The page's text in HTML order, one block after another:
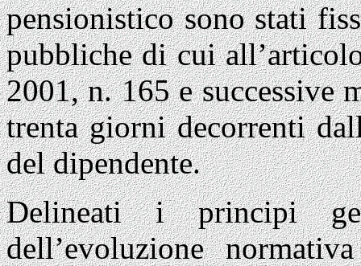
pensionistico sono stati
pubbliche di cui
2001, n. 165 e successive
trenta giorni decorrenti
del dipendente.
Delineati i principi
dell’evoluzione